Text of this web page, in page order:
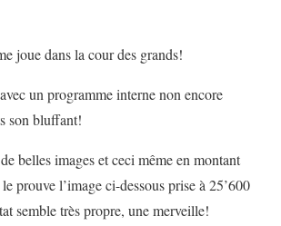
joue dans la cour des grands!
un programme interne non encore
son bluffant!
belles images et ceci même en montant
prouve l’image ci-dessous prise à 25’600
semble très propre, une merveille!